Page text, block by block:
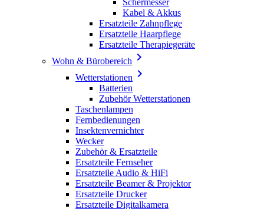
Kabel & Akkus
Ersatzteile Zahnpflege
Ersatzteile Haarpflege
Ersatzteile Therapiegeräte
Wohn & Bürobereich 
Wetterstationen 
Batterien
Zubehör Wetterstationen
Taschenlampen
Fernbedienungen
Insektenvernichter
Wecker
Zubehör & Ersatzteile
Ersatzteile Fernseher
Ersatzteile Audio & HiFi
Ersatzteile Beamer & Projektor
Ersatzteile Drucker
Ersatzteile Digitalkamera